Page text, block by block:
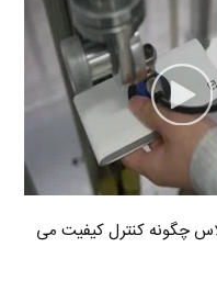
چگونه کنترل کیفیت می